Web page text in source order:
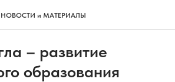
НОВОСТИ и МАТЕРИАЛЫ
– развитие
образования